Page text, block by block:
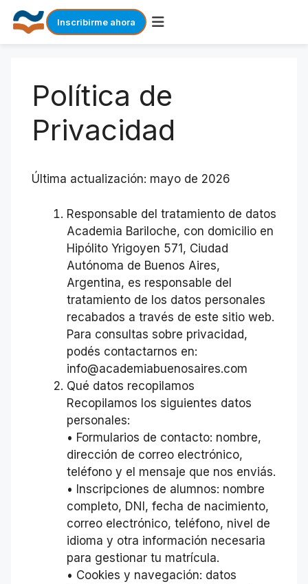
Inscribirme ahora
contentPolítica de
Privacidad
Última actualización: mayo de 2026
Responsable del tratamiento de datos
Academia Bariloche, con domicilio en
Hipólito Yrigoyen 571, Ciudad
Autónoma de Buenos Aires,
Argentina, es responsable del
tratamiento de los datos personales
recabados a través de este sitio web.
Para consultas sobre privacidad,
podés contactarnos en:
info@academiabuenosaires.com
Qué datos recopilamos
Recopilamos los siguientes datos
personales:
• Formularios de contacto: nombre,
dirección de correo electrónico,
teléfono y el mensaje que nos enviás.
• Inscripciones de alumnos: nombre
completo, DNI, fecha de nacimiento,
correo electrónico, teléfono, nivel de
idioma y otra información necesaria
para gestionar tu matrícula.
• Cookies y navegación: datos